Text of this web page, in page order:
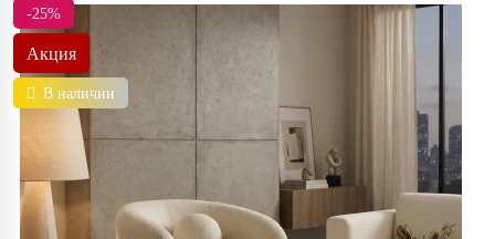
-25%
Акция
В наличии